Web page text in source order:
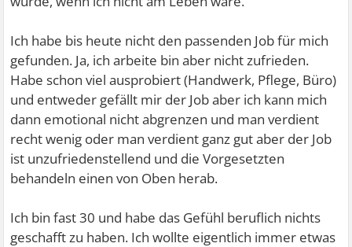
Ich habe bis heute nicht den passenden Job für mich
gefunden. Ja, ich arbeite bin aber nicht zufrieden.
Habe schon viel ausprobiert (Handwerk, Pflege, Büro)
und entweder gefällt mir der Job aber ich kann mich
dann emotional nicht abgrenzen und man verdient
recht wenig oder man verdient ganz gut aber der Job
ist unzufriedenstellend und die Vorgesetzten
behandeln einen von Oben herab.
Ich bin fast 30 und habe das Gefühl beruflich nichts
geschafft zu haben. Ich wollte eigentlich immer etwas